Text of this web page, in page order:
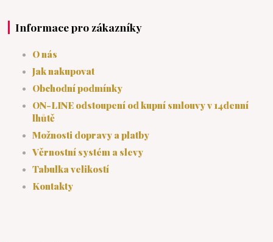
Informace pro zákazníky
O nás
Jak nakupovat
Obchodní podmínky
ON-LINE odstoupení od kupní smlouvy v 14denní
lhůtě
Možnosti dopravy a platby
Věrnostní systém a slevy
Tabulka velikostí
Kontakty